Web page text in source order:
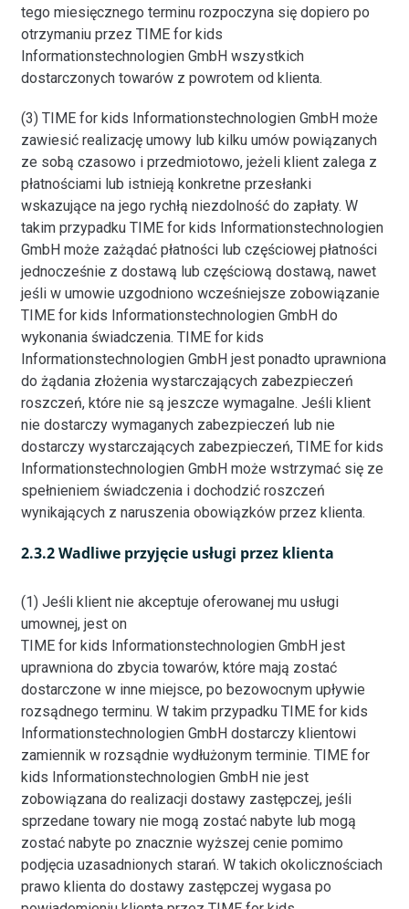
tego miesięcznego terminu rozpoczyna się dopiero po
otrzymaniu przez TIME for kids
Informationstechnologien GmbH wszystkich
dostarczonych towarów z powrotem od klienta.
(3) TIME for kids Informationstechnologien GmbH może
zawiesić realizację umowy lub kilku umów powiązanych
ze sobą czasowo i przedmiotowo, jeżeli klient zalega z
płatnościami lub istnieją konkretne przesłanki
wskazujące na jego rychłą niezdolność do zapłaty. W
takim przypadku TIME for kids Informationstechnologien
GmbH może zażądać płatności lub częściowej płatności
jednocześnie z dostawą lub częściową dostawą, nawet
jeśli w umowie uzgodniono wcześniejsze zobowiązanie
TIME for kids Informationstechnologien GmbH do
wykonania świadczenia. TIME for kids
Informationstechnologien GmbH jest ponadto uprawniona
do żądania złożenia wystarczających zabezpieczeń
roszczeń, które nie są jeszcze wymagalne. Jeśli klient
nie dostarczy wymaganych zabezpieczeń lub nie
dostarczy wystarczających zabezpieczeń, TIME for kids
Informationstechnologien GmbH może wstrzymać się ze
spełnieniem świadczenia i dochodzić roszczeń
wynikających z naruszenia obowiązków przez klienta.
2.3.2 Wadliwe przyjęcie usługi przez klienta
(1) Jeśli klient nie akceptuje oferowanej mu usługi
umownej, jest on
TIME for kids Informationstechnologien GmbH jest
uprawniona do zbycia towarów, które mają zostać
dostarczone w inne miejsce, po bezowocnym upływie
rozsądnego terminu. W takim przypadku TIME for kids
Informationstechnologien GmbH dostarczy klientowi
zamiennik w rozsądnie wydłużonym terminie. TIME for
kids Informationstechnologien GmbH nie jest
zobowiązana do realizacji dostawy zastępczej, jeśli
sprzedane towary nie mogą zostać nabyte lub mogą
zostać nabyte po znacznie wyższej cenie pomimo
podjęcia uzasadnionych starań. W takich okolicznościach
prawo klienta do dostawy zastępczej wygasa po